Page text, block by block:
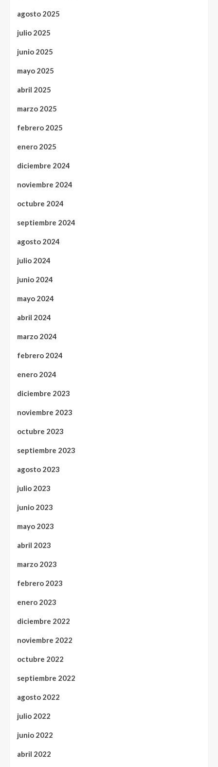
agosto 2025
julio 2025
junio 2025
mayo 2025
abril 2025
marzo 2025
febrero 2025
enero 2025
diciembre 2024
noviembre 2024
octubre 2024
septiembre 2024
agosto 2024
julio 2024
junio 2024
mayo 2024
abril 2024
marzo 2024
febrero 2024
enero 2024
diciembre 2023
noviembre 2023
octubre 2023
septiembre 2023
agosto 2023
julio 2023
junio 2023
mayo 2023
abril 2023
marzo 2023
febrero 2023
enero 2023
diciembre 2022
noviembre 2022
octubre 2022
septiembre 2022
agosto 2022
julio 2022
junio 2022
abril 2022